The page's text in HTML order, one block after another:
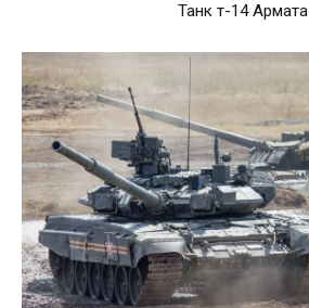
Танк т-14 Армата